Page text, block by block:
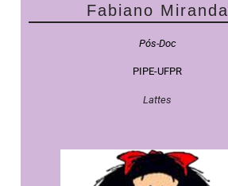
Fabiano Miranda
Pós-Doc
PIPE-UFPR
Lattes